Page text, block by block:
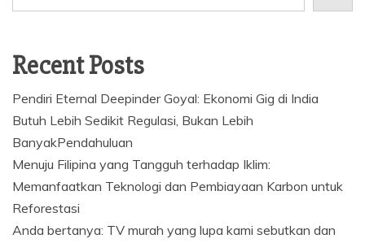
Recent Posts
Pendiri Eternal Deepinder Goyal: Ekonomi Gig di India
Butuh Lebih Sedikit Regulasi, Bukan Lebih
BanyakPendahuluan
Menuju Filipina yang Tangguh terhadap Iklim:
Memanfaatkan Teknologi dan Pembiayaan Karbon untuk
Reforestasi
Anda bertanya: TV murah yang lupa kami sebutkan dan